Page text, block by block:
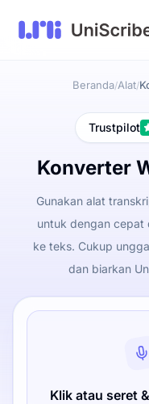
Beranda/Alat/
Trustpilot
Konverter
Gunakan alat
untuk dengan cepat
ke teks. Cukup
dan biarkan
Klik atau seret